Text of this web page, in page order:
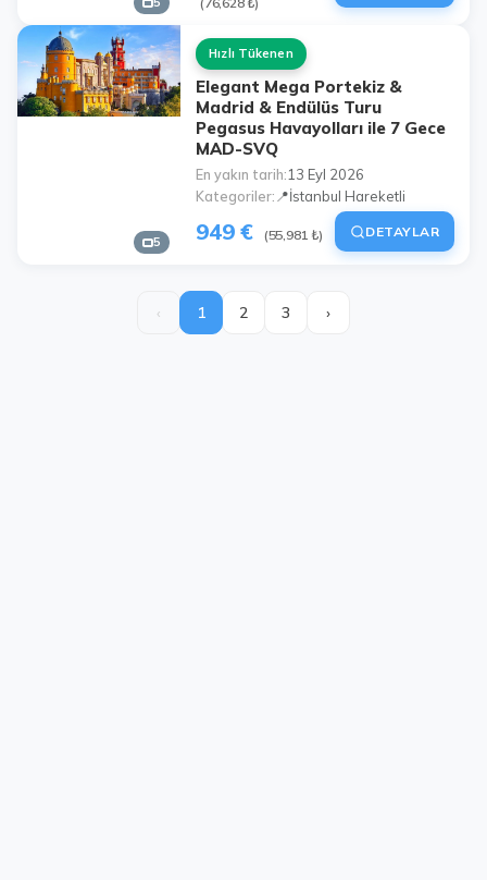
5
Hızlı Tükenen
Elegant Mega Portekiz &
Madrid & Endülüs Turu
Pegasus Havayolları ile 7 Gece
MAD-SVQ
En yakın tarih 13 Eyl 2026
Kategoriler 📍İstanbul Hareketli
949 € (55,981 ₺) DETAYLAR
‹ 1 2 3 ›